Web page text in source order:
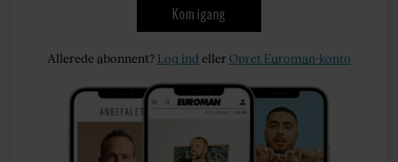
Kom igang
Allerede abonnent? Log ind ellerOpret Euroman-konto